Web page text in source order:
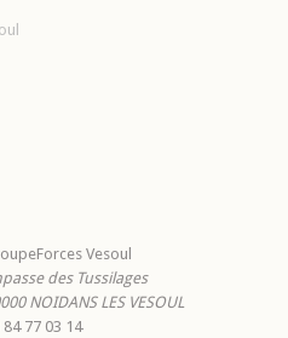
Vesoul
des Tussilages
NOIDANS LES VESOUL
84 77 03 14